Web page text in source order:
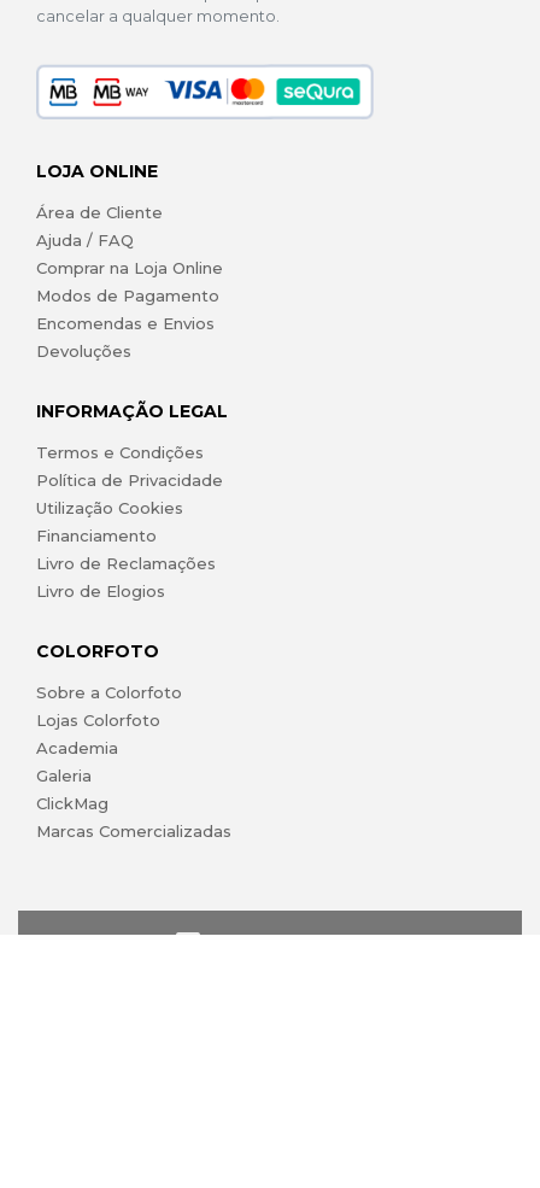
cancelar a qualquer momento.
LOJA ONLINE
Área de Cliente
Ajuda / FAQ
Comprar na Loja Online
Modos de Pagamento
Encomendas e Envios
Devoluções
INFORMAÇÃO LEGAL
Termos e Condições
Política de Privacidade
Utilização Cookies
Financiamento
Livro de Reclamações
Livro de Elogios
COLORFOTO
Sobre a Colorfoto
Lojas Colorfoto
Academia
Galeria
ClickMag
Marcas Comercializadas
lojaonline@colorfoto.pt